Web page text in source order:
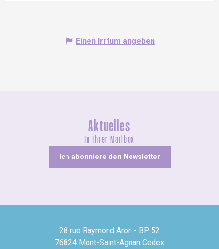
Einen Irrtum angeben
Aktuelles
In Ihrer Mailbox
Ich abonniere den Newsletter
28 rue Raymond Aron - BP 52
76824 Mont-Saint-Agnan Cedex